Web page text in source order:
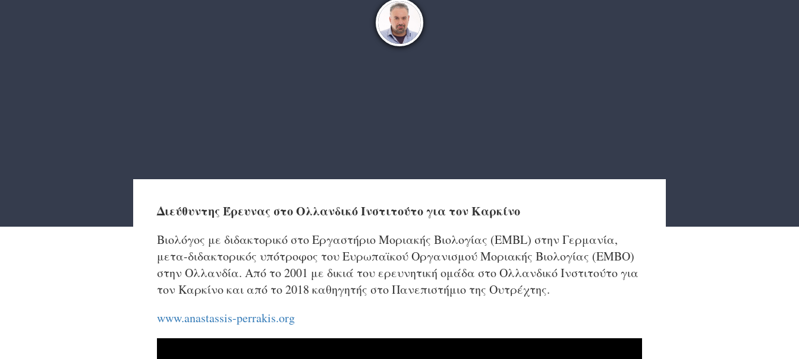
Διεύθυντης Έρευνας στο Ολλανδικό Ινστιτούτο για τον Καρκίνο
Βιολόγος με διδακτορικό στο Εργαστήριο Μοριακής Βιολογίας (EMBL) στην Γερμανία,
μετα-διδακτορικός υπότροφος του Ευρωπαϊκού Οργανισμού Μοριακής Βιολογίας (EMBO)
στην Ολλανδία. Από το 2001 με δικιά του ερευνητική ομάδα στο Ολλανδικό Ινστιτούτο για
τον Καρκίνο και από το 2018 καθηγητής στο Πανεπιστήμιο της Ουτρέχτης.
www.anastassis-perrakis.org